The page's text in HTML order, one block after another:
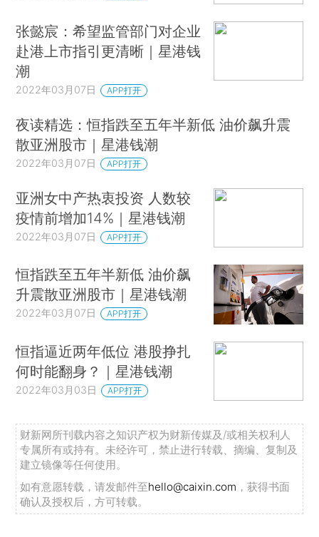
张懿宸：希望监管部门对企业
赴港上市指引更清晰｜星港钱
潮
2022年03月07日 APP打开
夜读精选：恒指跌至五年半新低 油价飙升震
散亚洲股市｜星港钱潮
2022年03月07日 APP打开
亚洲女中产热衷投资 人数较
疫情前增加14%｜星港钱潮
2022年03月07日 APP打开
恒指跌至五年半新低 油价飙
升震散亚洲股市｜星港钱潮
2022年03月07日 APP打开
恒指逼近两年低位 港股挣扎
何时能翻身？｜星港钱潮
2022年03月03日 APP打开
财新网所刊载内容之知识产权为财新传媒及/或相关权利人
专属所有或持有。未经许可，禁止进行转载、摘编、复制及
建立镜像等任何使用。
如有意愿转载，请发邮件至hello@caixin.com ，获得书面
确认及授权后，方可转载。